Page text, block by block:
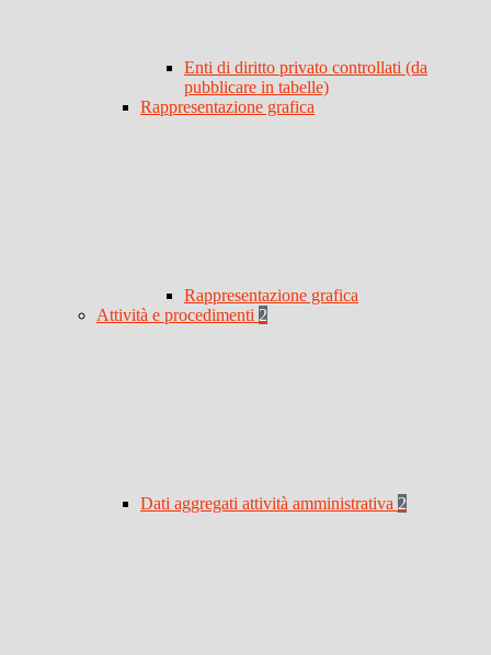
Enti di diritto privato controllati (da
pubblicare in tabelle)
Rappresentazione grafica
Rappresentazione grafica
Attività e procedimenti 2
Dati aggregati attività amministrativa 2